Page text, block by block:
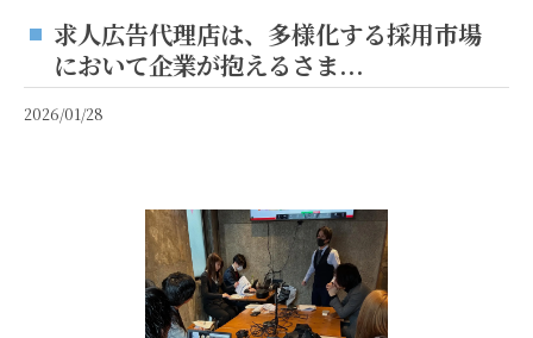
求人広告代理店は、多様化する採用市場
において企業が抱えるさま...
2026/01/28